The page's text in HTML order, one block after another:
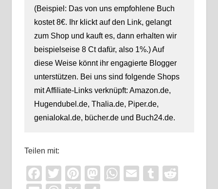
(Beispiel: Das von uns empfohlene Buch
kostet 8€. Ihr klickt auf den Link, gelangt
zum Shop und kauft es, dann erhalten wir
beispielseise 8 Ct dafür, also 1%.) Auf
diese Weise könnt ihr engagierte Blogger
unterstützen. Bei uns sind folgende Shops
mit Affiliate-Links verknüpft: Amazon.de,
Hugendubel.de, Thalia.de, Piper.de,
genialokal.de, bücher.de und Buch24.de.
Teilen mit:
Facebook
TwitterPinterest
Mastodon
WhatsApp
EmailTumblr